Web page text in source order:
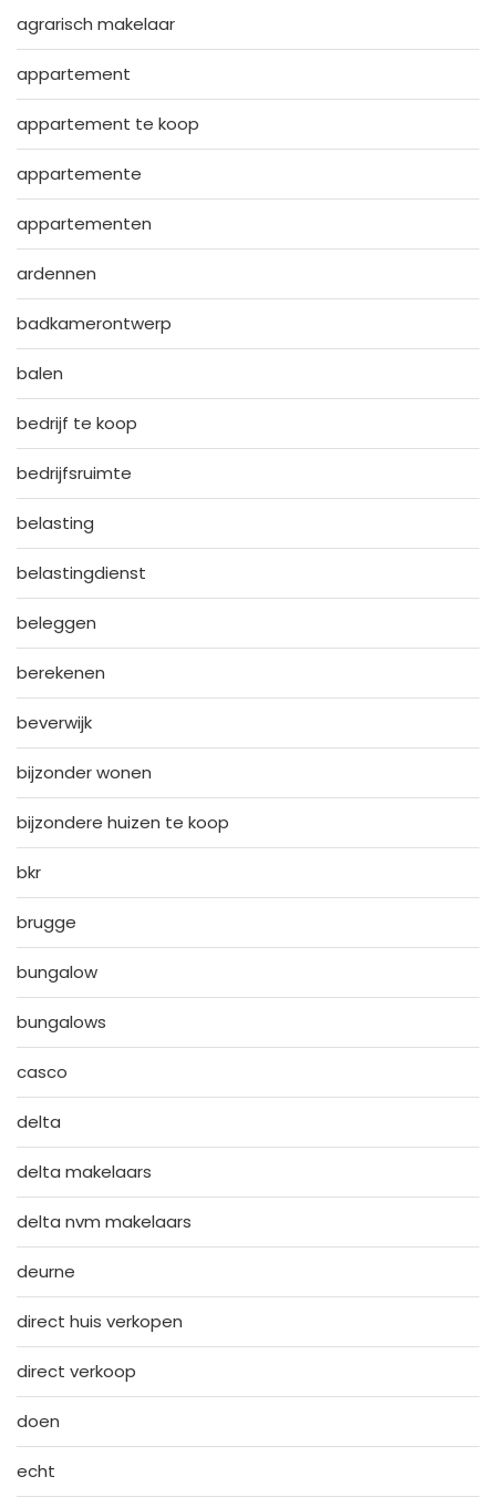
agrarisch makelaar
appartement
appartement te koop
appartemente
appartementen
ardennen
badkamerontwerp
balen
bedrijf te koop
bedrijfsruimte
belasting
belastingdienst
beleggen
berekenen
beverwijk
bijzonder wonen
bijzondere huizen te koop
bkr
brugge
bungalow
bungalows
casco
delta
delta makelaars
delta nvm makelaars
deurne
direct huis verkopen
direct verkoop
doen
echt